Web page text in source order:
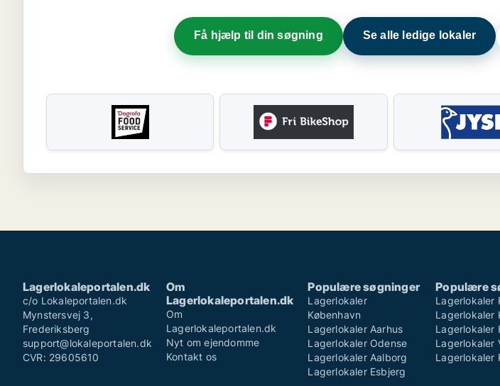
Få hjælp til din søgning Se alle ledige lokaler
Lagerlokaleportalen.dk
c/o Lokaleportalen.dk
Mynstersvej 3,
Frederiksberg
support@lokaleportalen.dk
CVR: 29605610
Om
Lagerlokaleportalen.dk
Om
Lagerlokaleportalen.dk
Nyt om ejendomme
Kontakt os
Populære søgninger
Lagerlokaler
København
Lagerlokaler Aarhus
Lagerlokaler Odense
Lagerlokaler Aalborg
Lagerlokaler Esbjerg
Populære
Lagerlokaler
Lagerlokaler
Lagerlokaler
Lagerlokaler
Lagerlokaler